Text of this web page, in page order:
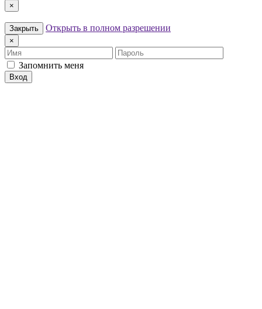
×
Закрыть Открыть в полном разрешении
×
Имя
Пароль
Запомнить меня
Вход